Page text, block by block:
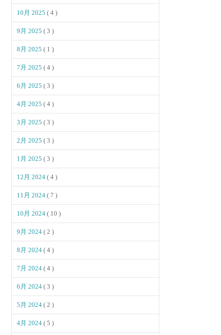
10月 2025( 4 )
9月 2025( 3 )
8月 2025( 1 )
7月 2025( 4 )
6月 2025( 3 )
4月 2025( 4 )
3月 2025( 3 )
2月 2025( 3 )
1月 2025( 3 )
12月 2024( 4 )
11月 2024( 7 )
10月 2024( 10 )
9月 2024( 2 )
8月 2024( 4 )
7月 2024( 4 )
6月 2024( 3 )
5月 2024( 2 )
4月 2024( 5 )